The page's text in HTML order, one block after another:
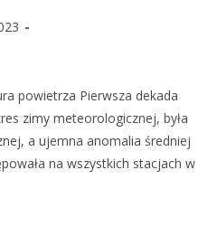
powietrza Pierwsza dekada
zimy meteorologicznej, była
a ujemna anomalia średniej
na wszystkich stacjach w